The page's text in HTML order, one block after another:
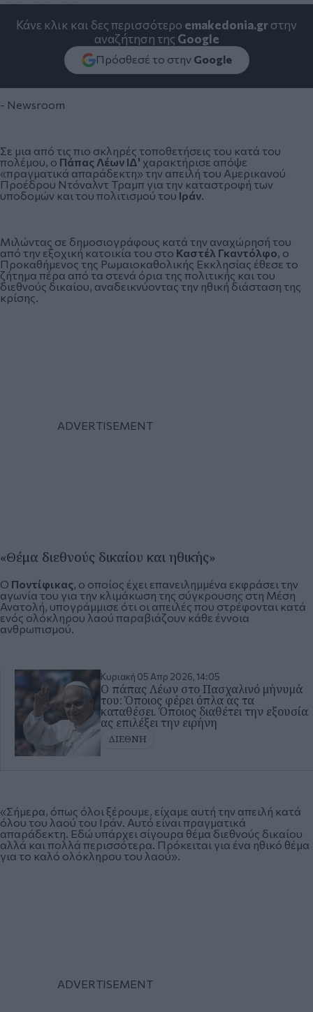
Κάνε κλικ και δες περισσότερο emakedonia.grστην
αναζήτηση της Google
Πρόσθεσέ το στην Google
- Newsroom
Σε μια από τις πιο σκληρές τοποθετήσεις του κατά του
πολέμου, ο Πάπας Λέων ΙΔ' χαρακτήρισε απόψε
«πραγματικά απαράδεκτη» την απειλή του Αμερικανού
Προέδρου Ντόναλντ Τραμπ για την καταστροφή των
υποδομών και του πολιτισμού του Ιράν.
Μιλώντας σε δημοσιογράφους κατά την αναχώρησή του
από την εξοχική κατοικία του στο Καστέλ Γκαντόλφο, ο
Προκαθήμενος της Ρωμαιοκαθολικής Εκκλησίας έθεσε το
ζήτημα πέρα από τα στενά όρια της πολιτικής και του
διεθνούς δικαίου, αναδεικνύοντας την ηθική διάσταση της
κρίσης.
«Θέμα διεθνούς δικαίου και ηθικής»
Ο Ποντίφικας, ο οποίος έχει επανειλημμένα εκφράσει την
αγωνία του για την κλιμάκωση της σύγκρουσης στη Μέση
Ανατολή, υπογράμμισε ότι οι απειλές που στρέφονται κατά
ενός ολόκληρου λαού παραβιάζουν κάθε έννοια
ανθρωπισμού.
Κυριακή 05 Απρ 2026, 14:05
O πάπας Λέων στο Πασχαλινό μήνυμά
του: Όποιος φέρει όπλα ας τα
καταθέσει. Όποιος διαθέτει την εξουσία
ας επιλέξει την ειρήνη
ΔΙΕΘΝΗ
«Σήμερα, όπως όλοι ξέρουμε, είχαμε αυτή την απειλή κατά
όλου του λαού του Ιράν. Αυτό είναι πραγματικά
απαράδεκτη. Εδώ υπάρχει σίγουρα θέμα διεθνούς δικαίου
αλλά και πολλά περισσότερα. Πρόκειται για ένα ηθικό θέμα
για το καλό ολόκληρου του λαού».